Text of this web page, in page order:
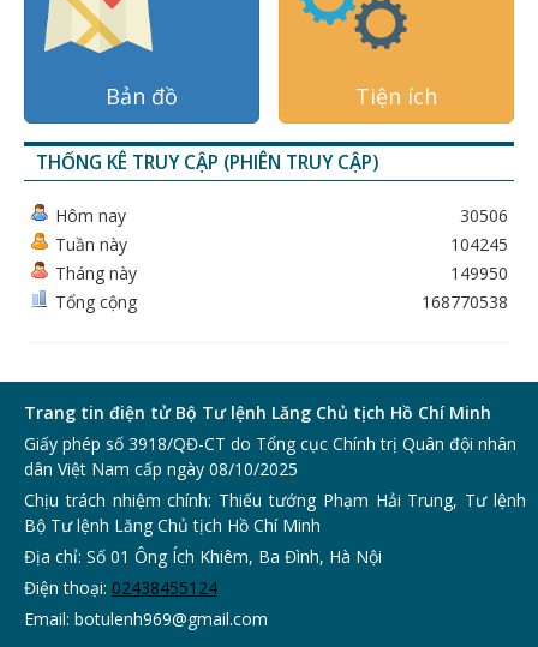
Bản đồ Tiện ích
THỐNG KÊ TRUY CẬP (PHIÊN TRUY CẬP)
Hôm nay
Tuần này
Tháng này
Tổng cộng
30506
104245
149950
168770538
Trang tin điện tử Bộ Tư lệnh Lăng Chủ tịch Hồ Chí Minh
Giấy phép số 3918/QĐ-CT do Tổng cục Chính trị Quân đội nhân
dân Việt Nam cấp ngày 08/10/2025
Chịu trách nhiệm chính: Thiếu tướng Phạm Hải Trung, Tư lệnh
Bộ Tư lệnh Lăng Chủ tịch Hồ Chí Minh
Địa chỉ: Số 01 Ông Ích Khiêm, Ba Đình, Hà Nội
Điện thoại: 02438455124
Email: botulenh969@gmail.com